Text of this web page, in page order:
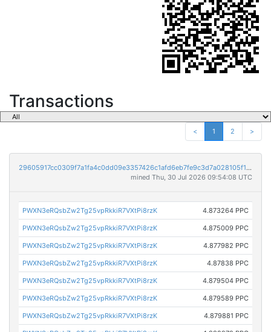
Transactions
< 1 2 >
29605917cc0309f7a1fa4c0dd09e3357426c1afd6eb7fe9c3d7a028105f16bd8
mined Thu, 30 Jul 2026 09:54:08 UTC
PWXN3eRQsbZw2Tg25vpRkkiR7VXtPi8rzK 4.873264 PPC
PWXN3eRQsbZw2Tg25vpRkkiR7VXtPi8rzK 4.875009 PPC
PWXN3eRQsbZw2Tg25vpRkkiR7VXtPi8rzK 4.877982 PPC
PWXN3eRQsbZw2Tg25vpRkkiR7VXtPi8rzK 4.87838 PPC
PWXN3eRQsbZw2Tg25vpRkkiR7VXtPi8rzK 4.879504 PPC
PWXN3eRQsbZw2Tg25vpRkkiR7VXtPi8rzK 4.879589 PPC
PWXN3eRQsbZw2Tg25vpRkkiR7VXtPi8rzK 4.879881 PPC